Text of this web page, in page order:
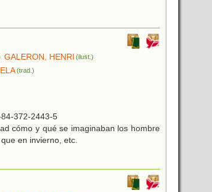
GALERON, HENRI (ilust.)
(trad.)
372-2443-5
cómo y qué se imaginaban los hombre
en invierno, etc.